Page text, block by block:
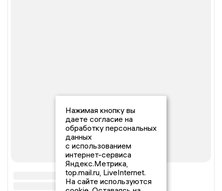
Нажимая кнопку вы
даете согласие на
обработку персональных
данных
с использованием
интернет-сервиса
Яндекс.Метрика,
top.mail.ru, LiveInternet.
На сайте используются